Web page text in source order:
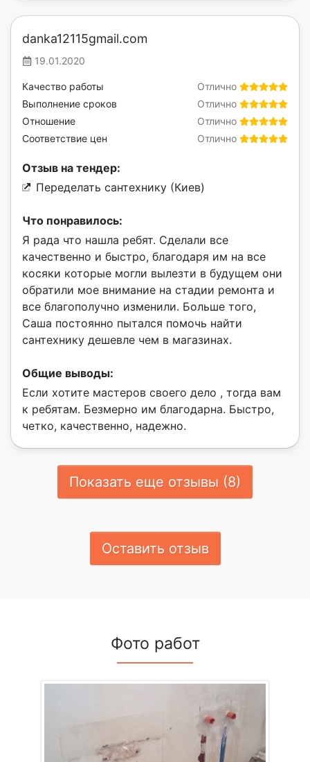
danka12115gmail.com
19.01.2020
Отлично
Качество работы
Отлично
Выполнение сроков
Отлично
Отношение
Отлично
Соответствие цен
Отзыв на тендер:
Переделать сантехнику (Киев)
Что понравилось:
Я рада что нашла ребят. Сделали все
качественно и быстро, благодаря им на все
косяки которые могли вылезти в будущем они
обратили мое внимание на стадии ремонта и
все благополучно изменили. Больше того,
Саша постоянно пытался помочь найти
сантехнику дешевле чем в магазинах.
Общие выводы:
Если хотите мастеров своего дело , тогда вам
к ребятам. Безмерно им благодарна. Быстро,
четко, качественно, надежно.
Показать еще отзывы (8)
Оставить отзыв
Фото работ